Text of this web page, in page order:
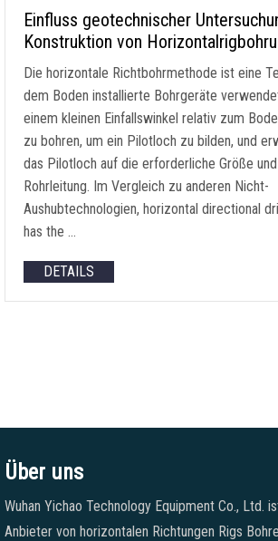
Einfluss geotechnischer
Konstruktion von
Die horizontale Richtbohrmethode ist eine
dem Boden installierte Bohrgeräte
einem kleinen Einfallswinkel relativ zum
zu bohren, um ein Pilotloch zu bilden, und
das Pilotloch auf die erforderliche Größe
Rohrleitung. Im Vergleich zu anderen Nicht-
Aushubtechnologien, horizontal directional
has the …
DETAILS
Über uns
Wuhan Yichao Technology Equipment Co., Ltd.
Anbieter von horizontalen Richtungen Rigs